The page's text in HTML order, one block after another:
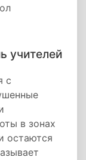
учителей
с
в зонах
остаются